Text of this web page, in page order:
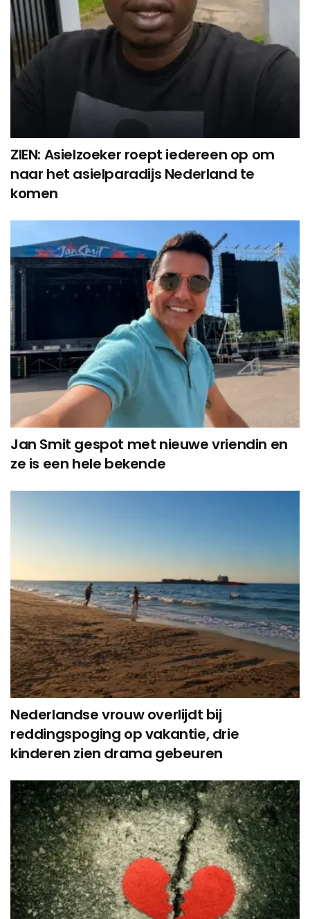
ZIEN: Asielzoeker roept iedereen op om
naar het asielparadijs Nederland te
komen
Jan Smit gespot met nieuwe vriendin en
ze is een hele bekende
Nederlandse vrouw overlijdt bij
reddingspoging op vakantie, drie
kinderen zien drama gebeuren